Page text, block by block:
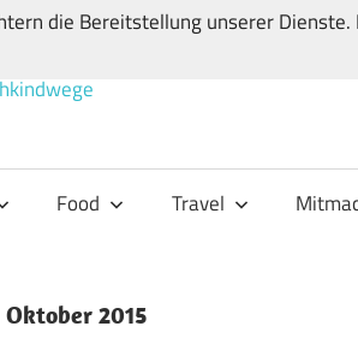
,
Food Travel
Oktober 2015
die Bereitstellung unserer